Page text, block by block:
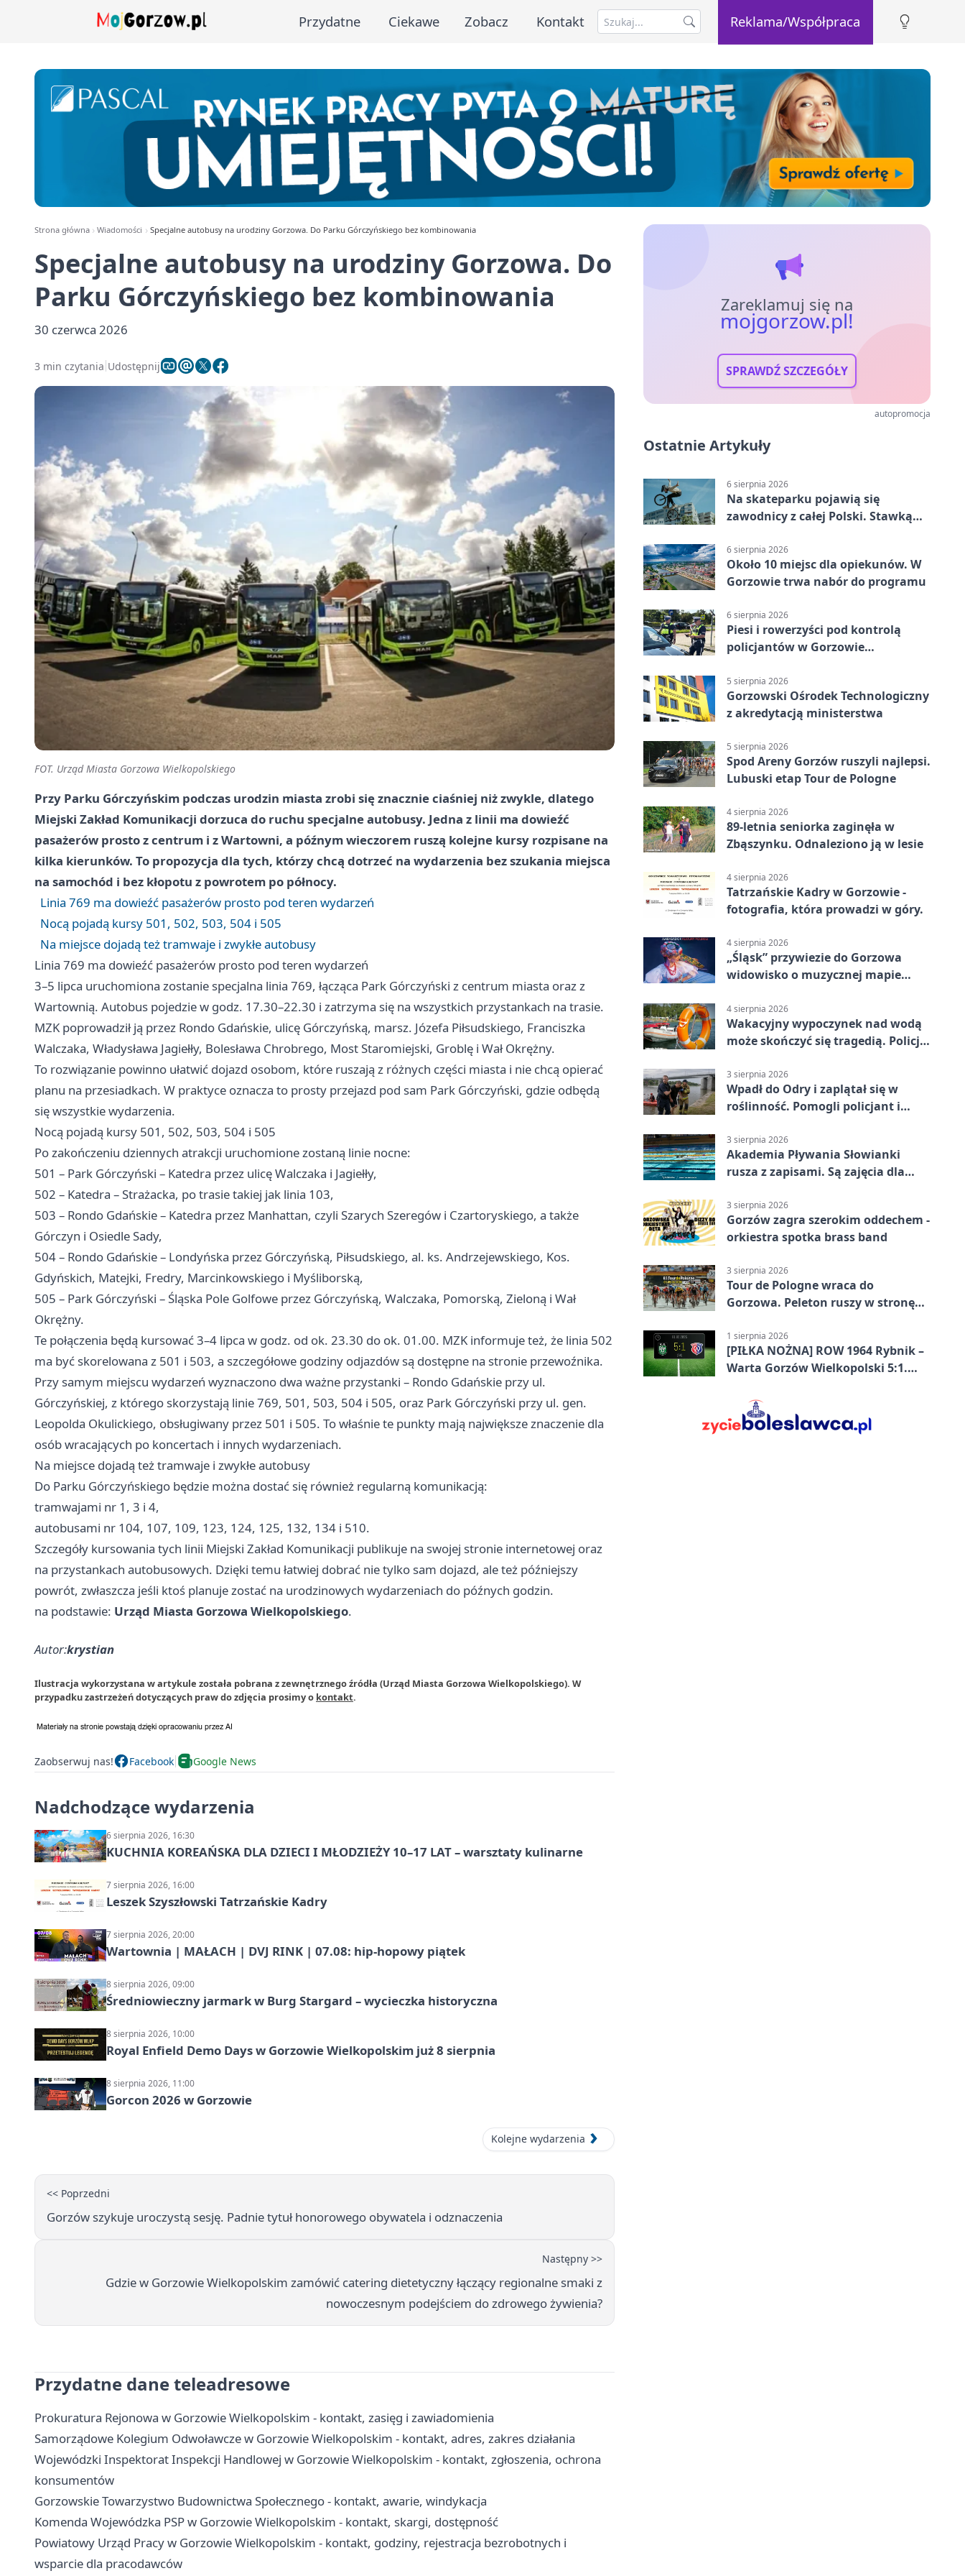
Przydatne Ciekawe Zobacz Kontakt Reklama/Współpraca
Strona główna Wiadomości Specjalne autobusy na urodziny Gorzowa. Do Parku Górczyńskiego bez kombinowania
Specjalne autobusy na urodziny Gorzowa. Do
Parku Górczyńskiego bez kombinowania
30 czerwca 2026
3 min czytania Udostępnij
FOT. Urząd Miasta Gorzowa Wielkopolskiego
Przy Parku Górczyńskim podczas urodzin miasta zrobi się znacznie ciaśniej niż zwykle, dlatego
Miejski Zakład Komunikacji dorzuca do ruchu specjalne autobusy. Jedna z linii ma dowieźć
pasażerów prosto z centrum i z Wartowni, a późnym wieczorem ruszą kolejne kursy rozpisane na
kilka kierunków. To propozycja dla tych, którzy chcą dotrzeć na wydarzenia bez szukania miejsca
na samochód i bez kłopotu z powrotem po północy.
Linia 769 ma dowieźć pasażerów prosto pod teren wydarzeń
Nocą pojadą kursy 501, 502, 503, 504 i 505
Na miejsce dojadą też tramwaje i zwykłe autobusy
Linia 769 ma dowieźć pasażerów prosto pod teren wydarzeń
3–5 lipca uruchomiona zostanie specjalna linia 769, łącząca Park Górczyński z centrum miasta oraz z
Wartownią. Autobus pojedzie w godz. 17.30–22.30 i zatrzyma się na wszystkich przystankach na trasie.
MZK poprowadził ją przez Rondo Gdańskie, ulicę Górczyńską, marsz. Józefa Piłsudskiego, Franciszka
Walczaka, Władysława Jagiełły, Bolesława Chrobrego, Most Staromiejski, Groblę i Wał Okrężny.
To rozwiązanie powinno ułatwić dojazd osobom, które ruszają z różnych części miasta i nie chcą opierać
planu na przesiadkach. W praktyce oznacza to prosty przejazd pod sam Park Górczyński, gdzie odbędą
się wszystkie wydarzenia.
Nocą pojadą kursy 501, 502, 503, 504 i 505
Po zakończeniu dziennych atrakcji uruchomione zostaną linie nocne:
501 – Park Górczyński – Katedra przez ulicę Walczaka i Jagiełły,
502 – Katedra – Strażacka, po trasie takiej jak linia 103,
503 – Rondo Gdańskie – Katedra przez Manhattan, czyli Szarych Szeregów i Czartoryskiego, a także
Górczyn i Osiedle Sady,
504 – Rondo Gdańskie – Londyńska przez Górczyńską, Piłsudskiego, al. ks. Andrzejewskiego, Kos.
Gdyńskich, Matejki, Fredry, Marcinkowskiego i Myśliborską,
505 – Park Górczyński – Śląska Pole Golfowe przez Górczyńską, Walczaka, Pomorską, Zieloną i Wał
Okrężny.
Te połączenia będą kursować 3–4 lipca w godz. od ok. 23.30 do ok. 01.00. MZK informuje też, że linia 502
ma być skorelowana z 501 i 503, a szczegółowe godziny odjazdów są dostępne na stronie przewoźnika.
Przy samym miejscu wydarzeń wyznaczono dwa ważne przystanki – Rondo Gdańskie przy ul.
Górczyńskiej, z którego skorzystają linie 769, 501, 503, 504 i 505, oraz Park Górczyński przy ul. gen.
Leopolda Okulickiego, obsługiwany przez 501 i 505. To właśnie te punkty mają największe znaczenie dla
osób wracających po koncertach i innych wydarzeniach.
Na miejsce dojadą też tramwaje i zwykłe autobusy
Do Parku Górczyńskiego będzie można dostać się również regularną komunikacją:
tramwajami nr 1, 3 i 4,
autobusami nr 104, 107, 109, 123, 124, 125, 132, 134 i 510.
Szczegóły kursowania tych linii Miejski Zakład Komunikacji publikuje na swojej stronie internetowej oraz
na przystankach autobusowych. Dzięki temu łatwiej dobrać nie tylko sam dojazd, ale też późniejszy
powrót, zwłaszcza jeśli ktoś planuje zostać na urodzinowych wydarzeniach do późnych godzin.
na podstawie: Urząd Miasta Gorzowa Wielkopolskiego.
Autor:krystian
Ilustracja wykorzystana w artykule została pobrana z zewnętrznego źródła (Urząd Miasta Gorzowa Wielkopolskiego). W
przypadku zastrzeżeń dotyczących praw do zdjęcia prosimy o kontakt.
Zaobserwuj nas! Facebook Google News
Nadchodzące wydarzenia
6 sierpnia 2026, 16:30
KUCHNIA KOREAŃSKA DLA DZIECI I MŁODZIEŻY 10–17 LAT – warsztaty kulinarne
7 sierpnia 2026, 16:00
Leszek Szyszłowski Tatrzańskie Kadry
7 sierpnia 2026, 20:00
Wartownia | MAŁACH | DVJ RINK | 07.08: hip-hopowy piątek
8 sierpnia 2026, 09:00
Średniowieczny jarmark w Burg Stargard – wycieczka historyczna
8 sierpnia 2026, 10:00
Royal Enfield Demo Days w Gorzowie Wielkopolskim już 8 sierpnia
8 sierpnia 2026, 11:00
Gorcon 2026 w Gorzowie
Kolejne wydarzenia
<< Poprzedni
Gorzów szykuje uroczystą sesję. Padnie tytuł honorowego obywatela i odznaczenia
Następny >>
Gdzie w Gorzowie Wielkopolskim zamówić catering dietetyczny łączący regionalne smaki z
nowoczesnym podejściem do zdrowego żywienia?
Przydatne dane teleadresowe
Prokuratura Rejonowa w Gorzowie Wielkopolskim - kontakt, zasięg i zawiadomienia
Samorządowe Kolegium Odwoławcze w Gorzowie Wielkopolskim - kontakt, adres, zakres działania
Wojewódzki Inspektorat Inspekcji Handlowej w Gorzowie Wielkopolskim - kontakt, zgłoszenia, ochrona
konsumentów
Gorzowskie Towarzystwo Budownictwa Społecznego - kontakt, awarie, windykacja
Komenda Wojewódzka PSP w Gorzowie Wielkopolskim - kontakt, skargi, dostępność
Powiatowy Urząd Pracy w Gorzowie Wielkopolskim - kontakt, godziny, rejestracja bezrobotnych i
wsparcie dla pracodawców
Zareklamuj się na
mojgorzow.pl!
SPRAWDŹ SZCZEGÓŁY
autopromocja
Ostatnie Artykuły
6 sierpnia 2026
Na skateparku pojawią się
zawodnicy z całej Polski. Stawką
6 sierpnia 2026
Około 10 miejsc dla opiekunów. W
Gorzowie trwa nabór do programu
6 sierpnia 2026
Piesi i rowerzyści pod kontrolą
policjantów w Gorzowie
5 sierpnia 2026
Gorzowski Ośrodek Technologiczny
z akredytacją ministerstwa
5 sierpnia 2026
Spod Areny Gorzów ruszyli najlepsi.
Lubuski etap Tour de Pologne
4 sierpnia 2026
89-letnia seniorka zaginęła w
Zbąszynku. Odnaleziono ją w lesie
4 sierpnia 2026
Tatrzańskie Kadry w Gorzowie -
fotografia, która prowadzi w góry.
4 sierpnia 2026
„Śląsk” przywiezie do Gorzowa
widowisko o muzycznej mapie
4 sierpnia 2026
Wakacyjny wypoczynek nad wodą
może skończyć się tragedią. Policja
3 sierpnia 2026
Wpadł do Odry i zaplątał się w
roślinność. Pomogli policjant i
3 sierpnia 2026
Akademia Pływania Słowianki
rusza z zapisami. Są zajęcia dla
3 sierpnia 2026
Gorzów zagra szerokim oddechem -
orkiestra spotka brass band
3 sierpnia 2026
Tour de Pologne wraca do
Gorzowa. Peleton ruszy w stronę
1 sierpnia 2026
[PIŁKA NOŻNA] ROW 1964 Rybnik –
Warta Gorzów Wielkopolski 5:1.
Lidze Grupa 3 (Grupa III)